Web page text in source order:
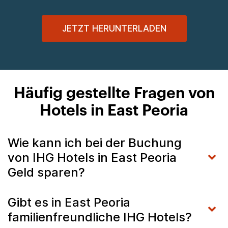
JETZT HERUNTERLADEN
Häufig gestellte Fragen von
Hotels in East Peoria
Wie kann ich bei der Buchung
von IHG Hotels in East Peoria
Geld sparen?
Gibt es in East Peoria
familienfreundliche IHG Hotels?